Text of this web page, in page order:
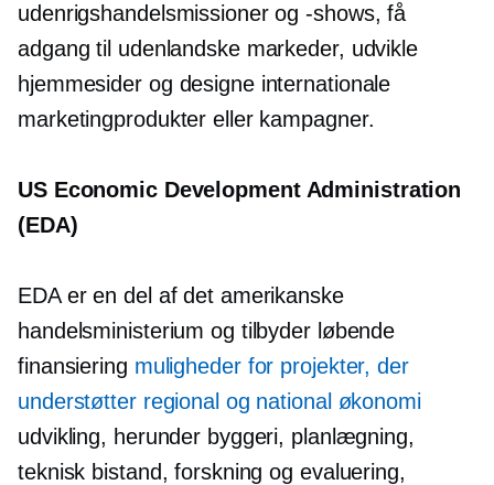
udenrigshandelsmissioner og -shows, få
adgang til udenlandske markeder, udvikle
hjemmesider og designe internationale
marketingprodukter eller kampagner.
US Economic Development Administration
(EDA)
EDA er en del af det amerikanske
handelsministerium og tilbyder løbende
finansiering muligheder for projekter, der
understøtter regional og national økonomi
udvikling, herunder byggeri, planlægning,
teknisk bistand, forskning og evaluering,